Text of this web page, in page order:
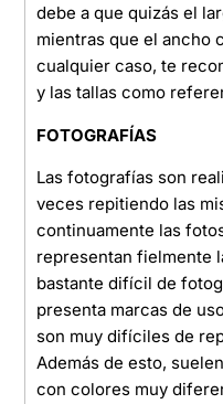
debe a que quizás el
mientras que el ancho
cualquier caso, te
y las tallas como
FOTOGRAFÍAS
Las fotografías son
veces repitiendo las
continuamente las
representan fielmente
bastante difícil de
presenta marcas de
son muy difíciles de
Además de esto,
con colores muy